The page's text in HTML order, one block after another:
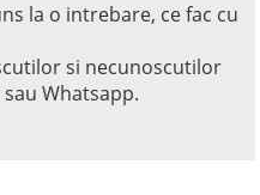
la o intrebare, ce fac cu
si necunoscutilor
Whatsapp.